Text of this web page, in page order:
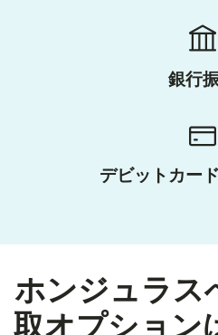
銀行
デビットカー
ホンジュラス
取オプション